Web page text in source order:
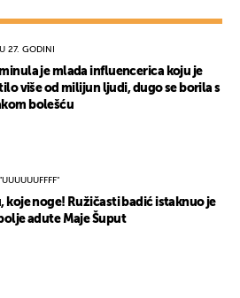
U 27. GODINI
je mlada influencerica koju je
više od milijun ljudi, dugo se borila s
bolešću
"UUUUUUFFFF"
koje noge! Ružičasti badić istaknuo je
adute Maje Šuput